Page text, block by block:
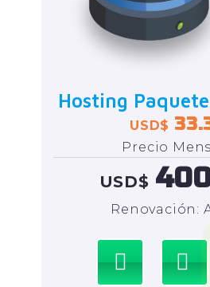
Hosting
USD$
Precio
USD$
Renovación: